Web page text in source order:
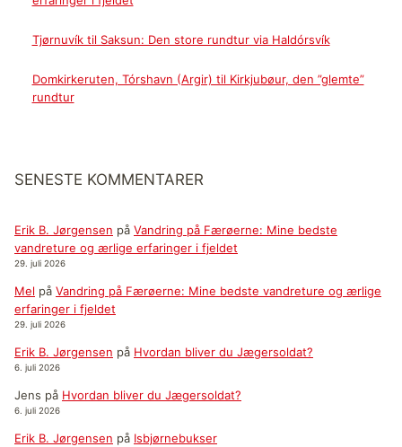
Tjørnuvík til Saksun: Den store rundtur via Haldórsvík
Domkirkeruten, Tórshavn (Argir) til Kirkjubøur, den ”glemte”
rundtur
SENESTE KOMMENTARER
Erik B. Jørgensen på Vandring på Færøerne: Mine bedste
vandreture og ærlige erfaringer i fjeldet
29. juli 2026
Mel på Vandring på Færøerne: Mine bedste vandreture og ærlige
erfaringer i fjeldet
29. juli 2026
Erik B. Jørgensen på Hvordan bliver du Jægersoldat?
6. juli 2026
Jens på Hvordan bliver du Jægersoldat?
6. juli 2026
Erik B. Jørgensen på Isbjørnebukser